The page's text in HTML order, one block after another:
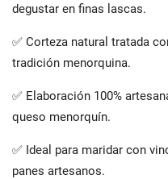
degustar en finas lascas.
✅ Corteza natural tratada
tradición menorquina.
✅ Elaboración 100%
queso menorquín.
✅ Ideal para maridar con
panes artesanos.